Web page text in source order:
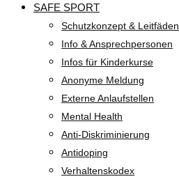
SAFE SPORT
Schutzkonzept & Leitfäden
Info & Ansprechpersonen
Infos für Kinderkurse
Anonyme Meldung
Externe Anlaufstellen
Mental Health
Anti-Diskriminierung
Antidoping
Verhaltenskodex